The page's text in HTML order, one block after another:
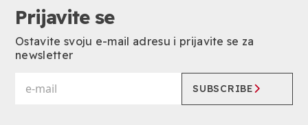
Prijavite se
Ostavite svoju e-mail adresu i prijavite se za
newsletter
SUBSCRIBE